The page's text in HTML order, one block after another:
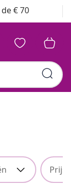
€ 70
Prijs